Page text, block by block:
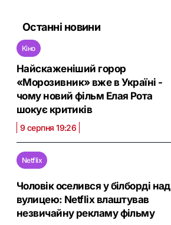
Останні новини
Кіно
Найскаженіший горор
«Морозивник» вже в Україні -
чому новий фільм Елая Рота
шокує критиків
9 серпня 19:26
Netflix
Чоловік оселився у білборді над
вулицею: Netflix влаштував
незвичайну рекламу фільму